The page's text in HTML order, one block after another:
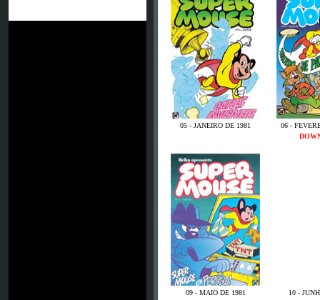
05 - JANEIRO DE 1981
06 -
09 - MAIO DE 1981 10 -